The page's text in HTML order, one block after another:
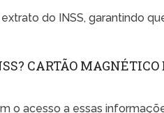
do INSS, garantindo
CARTÃO MAGNÉTICO
o acesso a essas